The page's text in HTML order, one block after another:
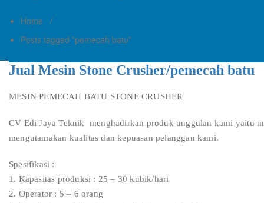
Home /
Posts tagged "pemecah batu"
Jual Mesin Stone Crusher/pemecah batu
MESIN PEMECAH BATU STONE CRUSHER
CV Edi Jaya Teknik menghadirkan produk unggulan kami yaitu
mengutamakan kualitas dan kepuasan pelanggan kami.
Spesifikasi :
1. Kapasitas produksi : 25 – 30 kubik/hari
2. Operator : 5 – 6 orang